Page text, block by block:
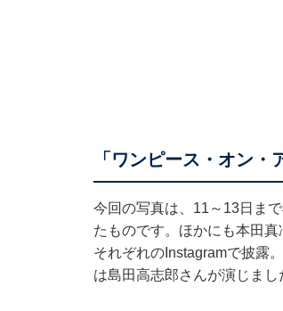
「ワンピース・オン・
今回の写真は、11～13日ま
たものです。ほかにも本田
それぞれのInstagramで披露
は島田高志郎さんが演じまし